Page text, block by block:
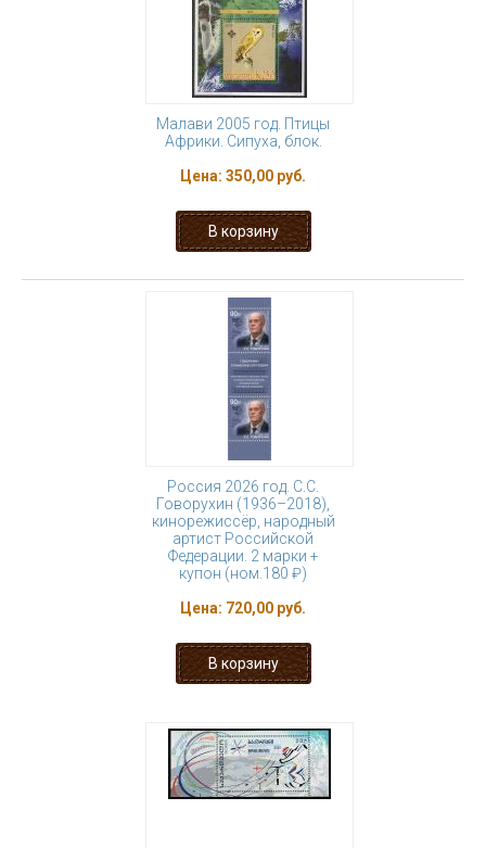
Малави 2005 год. Птицы
Африки. Сипуха, блок.
Цена: 350,00 руб.
Россия 2026 год. С.С.
Говорухин (1936–2018),
кинорежиссёр, народный
артист Российской
Федерации. 2 марки +
купон (ном.180 ₽)
Цена: 720,00 руб.